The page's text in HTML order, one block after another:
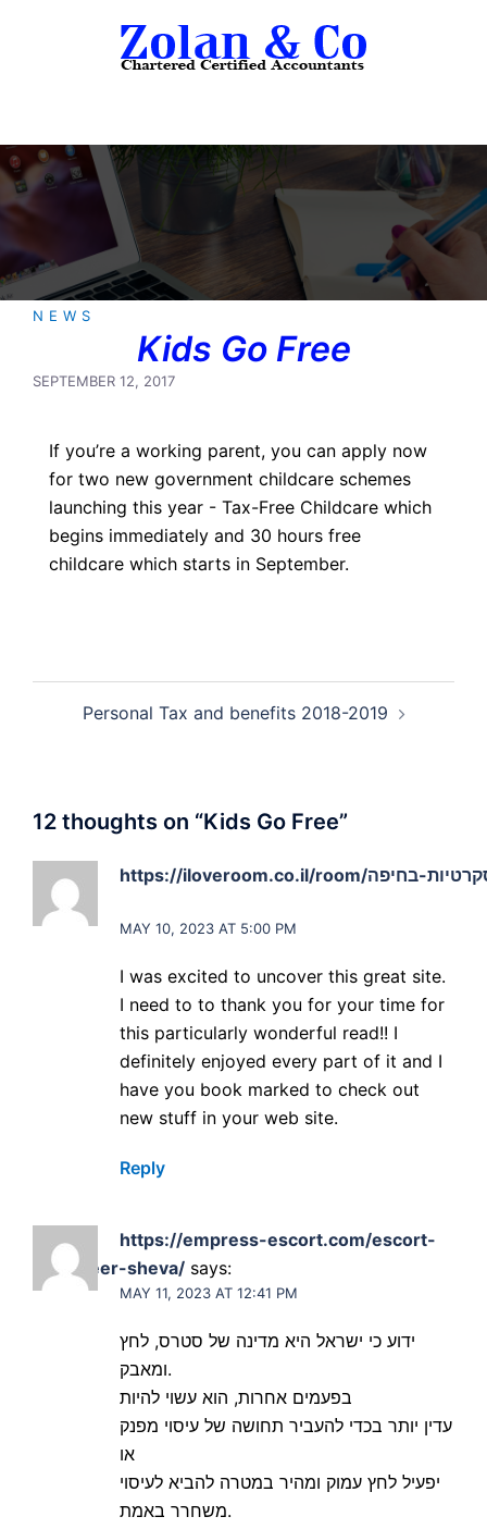
NEWS
Kids Go Free
SEPTEMBER 12, 2017
If you’re a working parent, you can apply now
for two new government childcare schemes
launching this year - Tax-Free Childcare which
begins immediately and 30 hours free
childcare which starts in September.
navigation
Personal Tax and benefits 2018-2019
12 thoughts on “Kids Go Free”
says:
MAY 10, 2023 AT 5:00 PM
I was excited to uncover this great site.
I need to to thank you for your time for
this particularly wonderful read!! I
definitely enjoyed every part of it and I
have you book marked to check out
new stuff in your web site.
Reply
https://empress-escort.com/escort-
girls-beer-sheva/ says:
MAY 11, 2023 AT 12:41 PM
ידוע כי ישראל היא מדינה של סטרס, לחץ
ומאבק.
בפעמים אחרות, הוא עשוי להיות
עדין יותר בכדי להעביר תחושה של עיסוי מפנק
או
יפעיל לחץ עמוק ומהיר במטרה להביא לעיסוי
משחרר באמת.